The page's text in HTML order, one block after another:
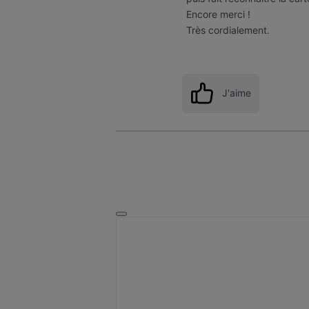
Encore merci !
Très cordialement.
J'aime